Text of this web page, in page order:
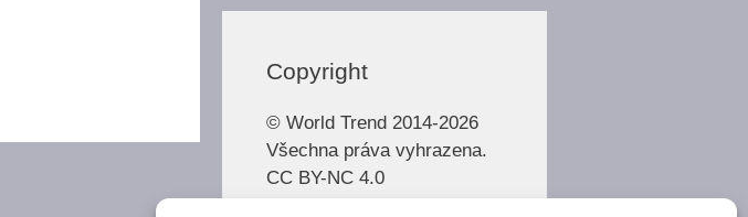
Copyright
© World Trend 2014-2026
Všechna práva vyhrazena.
CC BY-NC 4.0